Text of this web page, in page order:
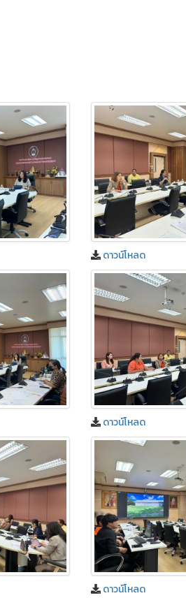
ดาวน์โหลด
ดาวน์โหลด
ดาวน์โหลด